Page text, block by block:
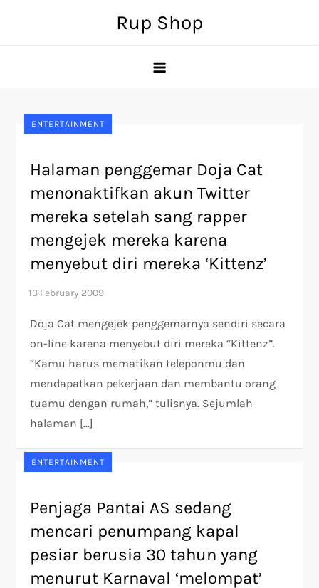
Rup Shop
ENTERTAINMENT
Halaman penggemar Doja Cat
menonaktifkan akun Twitter
mereka setelah sang rapper
mengejek mereka karena
menyebut diri mereka ‘Kittenz’
Doja Cat mengejek penggemarnya sendiri secara
on-line karena menyebut diri mereka “Kittenz”.
“Kamu harus mematikan teleponmu dan
mendapatkan pekerjaan dan membantu orang
tuamu dengan rumah,” tulisnya. Sejumlah
halaman […]
ENTERTAINMENT
Penjaga Pantai AS sedang
mencari penumpang kapal
pesiar berusia 30 tahun yang
menurut Karnaval ‘melompat’